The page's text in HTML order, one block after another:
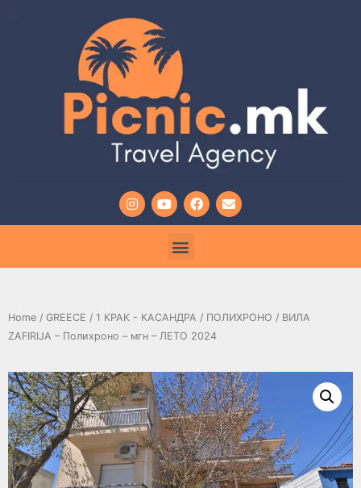
Home / GREECE / 1 КРАК - КАСАНДРА / ПОЛИХРОНО / ВИЛА
ZAFIRIJA – Полихроно – мгн – ЛЕТО 2024